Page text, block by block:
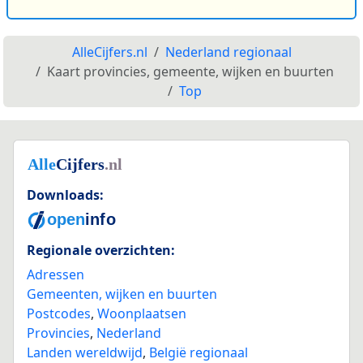
AlleCijfers.nl
Nederland regionaal
Kaart provincies, gemeente, wijken en buurten
Top
Downloads:
Regionale overzichten:
Adressen
Gemeenten, wijken en buurten
Postcodes, Woonplaatsen
Provincies, Nederland
Landen wereldwijd, België regionaal